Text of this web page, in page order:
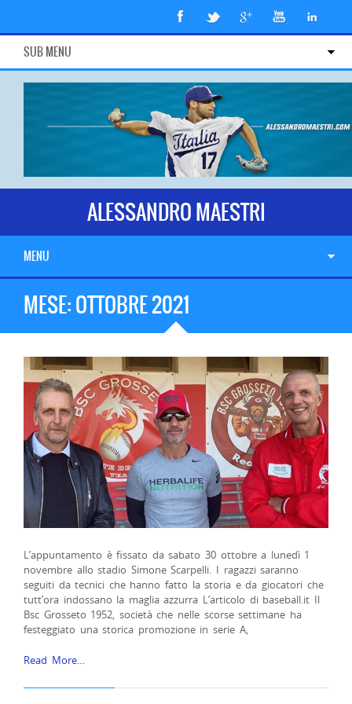
SUB MENU
ALESSANDRO MAESTRI
MENU
MESE:OTTOBRE 2021
L’appuntamento è fissato da sabato 30 ottobre a lunedì 1
novembre allo stadio Simone Scarpelli. I ragazzi saranno
seguiti da tecnici che hanno fatto la storia e da giocatori che
tutt’ora indossano la maglia azzurra L’articolo di baseball.it Il
Bsc Grosseto 1952, società che nelle scorse settimane ha
festeggiato una storica promozione in serie A,
Read More…